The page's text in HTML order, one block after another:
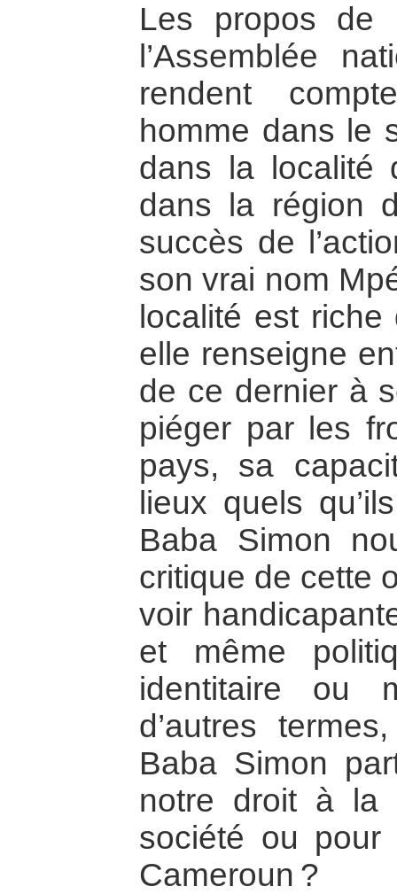
Les propos de
l’Assemblée
rendent
homme dans le
dans la localité
dans la région
succès de
son vrai nom
localité est riche
elle renseigne
de ce dernier à
piéger par les
pays, sa
lieux quels
Baba Simon
critique de cette
voir
et même
identitaire ou
d’autres
Baba Simon
notre droit à la
société ou
Cameroun ?